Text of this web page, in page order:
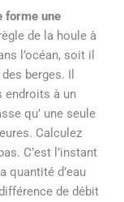
forme une
de la houle à
l’océan, soit il
berges. Il
endroits à un
qu’ une seule
Calculez
C’est l’instant
quantité d’eau
de débit